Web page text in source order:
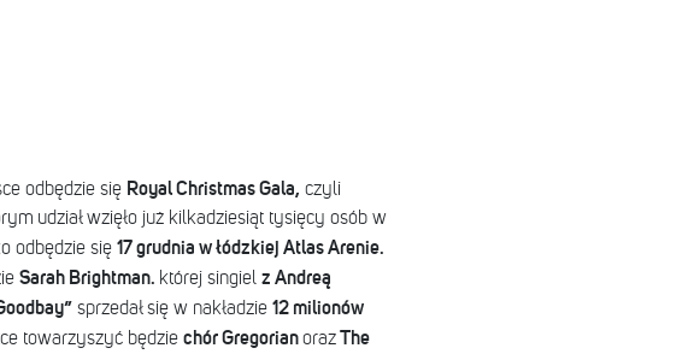
odbędzie się Royal Christmas Gala, czyli
udział wzięło już kilkadziesiąt tysięcy osób w
odbędzie się 17 grudnia w łódzkiej Atlas Arenie.
Sarah Brightman. której singiel z Andreą
sprzedał się w nakładzie 12 milionów
towarzyszyć będzie chór GregorianorazThe